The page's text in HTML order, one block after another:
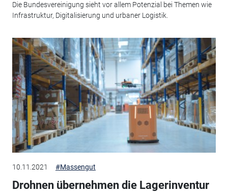
Die Bundesvereinigung sieht vor allem Potenzial bei Themen wie
Infrastruktur, Digitalisierung und urbaner Logistik.
10.11.2021 #Massengut
Drohnen übernehmen die Lagerinventur